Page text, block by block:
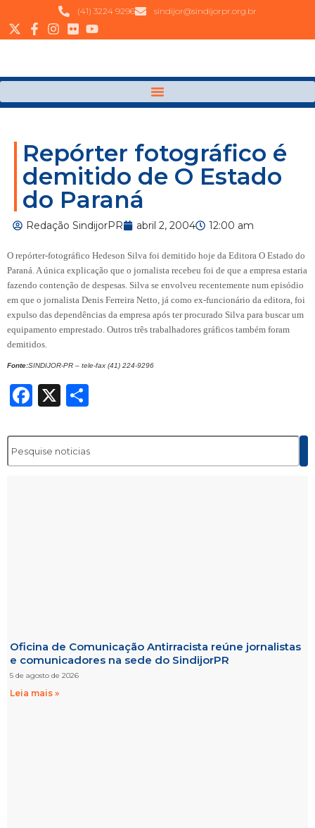
(41) 3224 9296 sindijor@sindijorpr.org.br
Repórter fotográfico é
demitido de O Estado
do Paraná
Redação SindijorPR abril 2, 2004 12:00 am
O repórter-fotográfico Hedeson Silva foi demitido hoje da Editora O Estado do
Paraná. A única explicação que o jornalista recebeu foi de que a empresa estaria
fazendo contenção de despesas. Silva se envolveu recentemente num episódio
em que o jornalista Denis Ferreira Netto, já como ex-funcionário da editora, foi
expulso das dependências da empresa após ter procurado Silva para buscar um
equipamento emprestado. Outros três trabalhadores gráficos também foram
demitidos.
Fonte:SINDIJOR-PR – tele-fax (41) 224-9296
Facebook
X
Oficina de Comunicação Antirracista reúne jornalistas
e comunicadores na sede do SindijorPR
5 de agosto de 2026
Leia mais »